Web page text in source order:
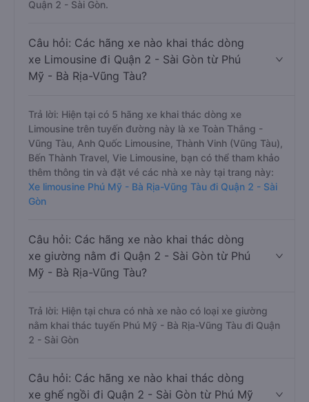
Quận 2 - Sài Gòn.
Câu hỏi: Các hãng xe nào khai thác dòng
xe Limousine đi Quận 2 - Sài Gòn từ Phú
Mỹ - Bà Rịa-Vũng Tàu?
Trả lời: Hiện tại có 5 hãng xe khai thác dòng xe
Limousine trên tuyến đường này là xe Toàn Thắng -
Vũng Tàu, Anh Quốc Limousine, Thành Vinh (Vũng Tàu),
Bến Thành Travel, Vie Limousine, bạn có thể tham khảo
thêm thông tin và đặt vé các nhà xe này tại trang này:
Xe limousine Phú Mỹ - Bà Rịa-Vũng Tàu đi Quận 2 - Sài
Gòn
Câu hỏi: Các hãng xe nào khai thác dòng
xe giường nằm đi Quận 2 - Sài Gòn từ Phú
Mỹ - Bà Rịa-Vũng Tàu?
Trả lời: Hiện tại chưa có nhà xe nào có loại xe giường
nằm khai thác tuyến Phú Mỹ - Bà Rịa-Vũng Tàu đi Quận
2 - Sài Gòn
Câu hỏi: Các hãng xe nào khai thác dòng
xe ghế ngồi đi Quận 2 - Sài Gòn từ Phú Mỹ